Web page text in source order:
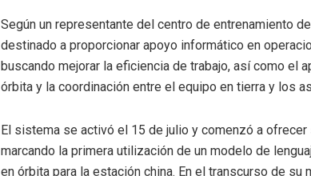
Según un representante del centro de entrenamiento
destinado a proporcionar apoyo informático en
buscando mejorar la eficiencia de trabajo, así como el
órbita y la coordinación entre el equipo en tierra y los
El sistema se activó el 15 de julio y comenzó a
marcando la primera utilización de un modelo de
en órbita para la estación china. En el transcurso de su